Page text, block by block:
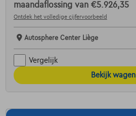
maandaflossing van €5.926,35
Ontdek het volledige cijfervoorbeeld
Autosphere Center Liège
Vergelijk
Bekijk wagen